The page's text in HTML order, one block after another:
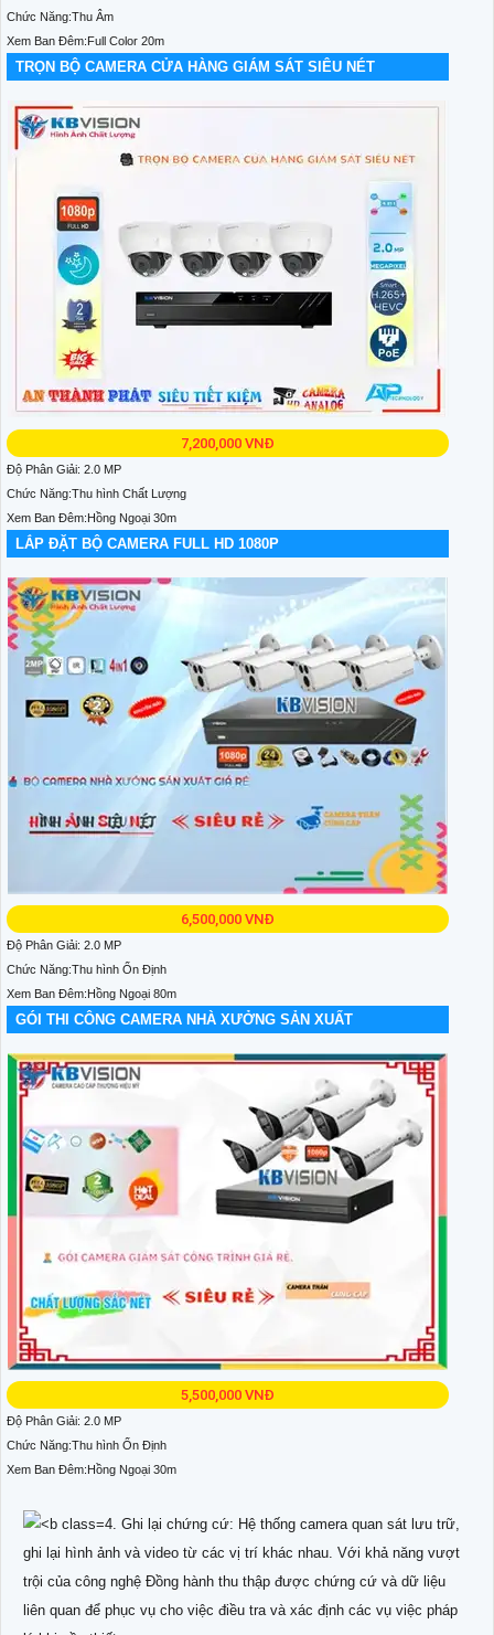
Chức Năng:Thu Âm
Xem Ban Đêm:Full Color 20m
TRỌN BỘ CAMERA CỬA HÀNG GIÁM SÁT SIÊU NÉT
7,200,000 VNĐ
Độ Phân Giải: 2.0 MP
Chức Năng:Thu hình Chất Lượng
Xem Ban Đêm:Hồng Ngoại 30m
LẮP ĐẶT BỘ CAMERA FULL HD 1080P
6,500,000 VNĐ
Độ Phân Giải: 2.0 MP
Chức Năng:Thu hình Ổn Định
Xem Ban Đêm:Hồng Ngoại 80m
GÓI THI CÔNG CAMERA NHÀ XƯỞNG SẢN XUẤT
5,500,000 VNĐ
Độ Phân Giải: 2.0 MP
Chức Năng:Thu hình Ổn Định
Xem Ban Đêm:Hồng Ngoại 30m
4. Ghi lại chứng cứ: Hệ thống camera quan sát lưu trữ,
ghi lại hình ảnh và video từ các vị trí khác nhau. Với khả năng vượt
trội của công nghệ Đồng hành thu thập được chứng cứ và dữ liệu
liên quan để phục vụ cho việc điều tra và xác định các vụ việc pháp